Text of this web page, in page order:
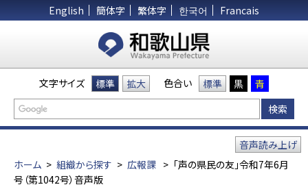
English 簡体字 繁体字 한국어 Francais
文字サイズ 標準 拡大 色合い 標準 黒 青
ホーム > 組織から探す > 広報課 > 「声の県民の友」令和7年6月
号（第1042号）音声版
音声読み上げ